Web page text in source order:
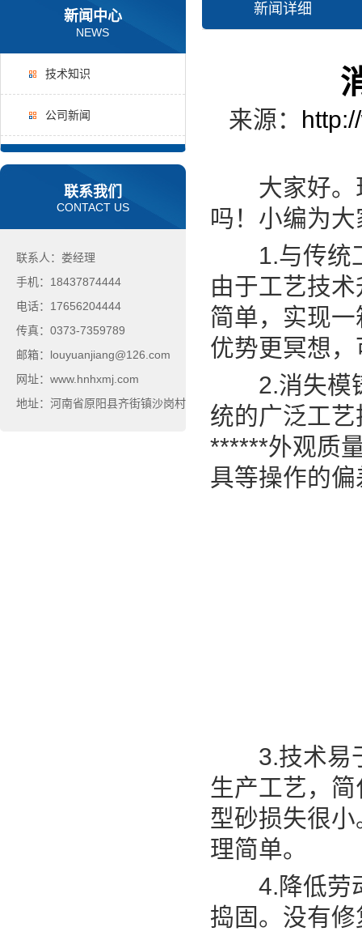
新闻中心
NEWS
技术知识
公司新闻
联系我们
CONTACT US
联系人：娄经理
手机：18437874444
电话：17656204444
传真：0373-7359789
邮箱：louyuanjiang@126.com
网址：www.hnhxmj.com
地址：河南省原阳县齐街镇沙岗村
新闻详细
来源：
大家好。现
吗！小编为
1.与传统工
由于工艺技
简单，实现
优势更冥想
2.消失模铸
统的广泛工
******外观质
具等操作的
3.技术易于
生产工艺，
型砂损失很
理简单。
4.降低劳动
捣固。没有